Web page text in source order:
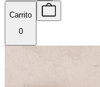
Carrito
0